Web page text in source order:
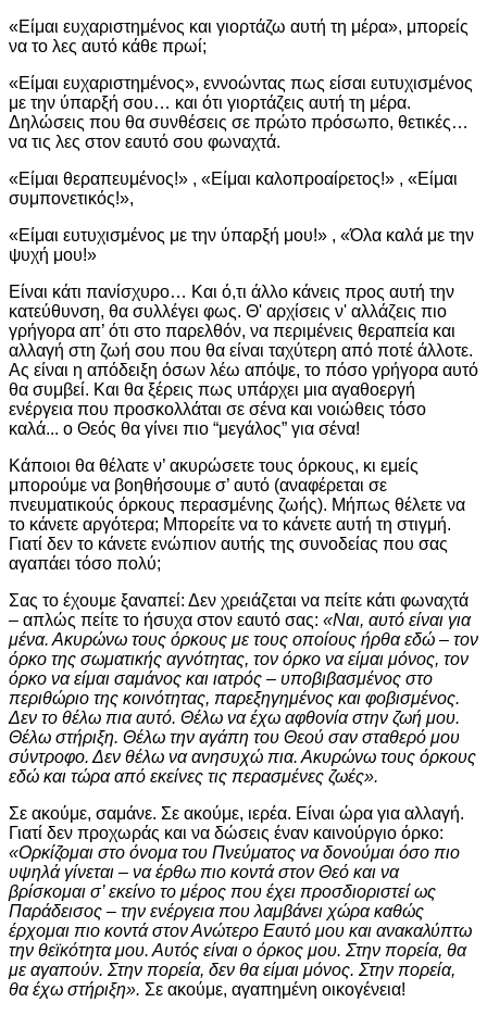
«Είμαι ευχαριστημένος και γιορτάζω αυτή τη μέρα», μπορείς
να το λες αυτό κάθε πρωί;
«Είμαι ευχαριστημένος», εννοώντας πως είσαι ευτυχισμένος
με την ύπαρξή σου… και ότι γιορτάζεις αυτή τη μέρα.
Δηλώσεις που θα συνθέσεις σε πρώτο πρόσωπο, θετικές…
να τις λες στον εαυτό σου φωναχτά.
«Είμαι θεραπευμένος!» , «Είμαι καλοπροαίρετος!» , «Είμαι
συμπονετικός!»,
«Είμαι ευτυχισμένος με την ύπαρξή μου!» , «Όλα καλά με την
ψυχή μου!»
Είναι κάτι πανίσχυρο… Και ό,τι άλλο κάνεις προς αυτή την
κατεύθυνση, θα συλλέγει φως. Θ' αρχίσεις ν' αλλάζεις πιο
γρήγορα απ’ ότι στο παρελθόν, να περιμένεις θεραπεία και
αλλαγή στη ζωή σου που θα είναι ταχύτερη από ποτέ άλλοτε.
Ας είναι η απόδειξη όσων λέω απόψε, το πόσο γρήγορα αυτό
θα συμβεί. Και θα ξέρεις πως υπάρχει μια αγαθοεργή
ενέργεια που προσκολλάται σε σένα και νοιώθεις τόσο
καλά... ο Θεός θα γίνει πιο “μεγάλος” για σένα!
Κάποιοι θα θέλατε ν’ ακυρώσετε τους όρκους, κι εμείς
μπορούμε να βοηθήσουμε σ’ αυτό (αναφέρεται σε
πνευματικούς όρκους περασμένης ζωής). Μήπως θέλετε να
το κάνετε αργότερα; Μπορείτε να το κάνετε αυτή τη στιγμή.
Γιατί δεν το κάνετε ενώπιον αυτής της συνοδείας που σας
αγαπάει τόσο πολύ;
Σας το έχουμε ξαναπεί: Δεν χρειάζεται να πείτε κάτι φωναχτά
– απλώς πείτε το ήσυχα στον εαυτό σας: «Ναι, αυτό είναι για
μένα. Ακυρώνω τους όρκους με τους οποίους ήρθα εδώ – τον
όρκο της σωματικής αγνότητας, τον όρκο να είμαι μόνος, τον
όρκο να είμαι σαμάνος και ιατρός – υποβιβασμένος στο
περιθώριο της κοινότητας, παρεξηγημένος και φοβισμένος.
Δεν το θέλω πια αυτό. Θέλω να έχω αφθονία στην ζωή μου.
Θέλω στήριξη. Θέλω την αγάπη του Θεού σαν σταθερό μου
σύντροφο. Δεν θέλω να ανησυχώ πια. Ακυρώνω τους όρκους
εδώ και τώρα από εκείνες τις περασμένες ζωές».
Σε ακούμε, σαμάνε. Σε ακούμε, ιερέα. Είναι ώρα για αλλαγή.
Γιατί δεν προχωράς και να δώσεις έναν καινούργιο όρκο:
«Ορκίζομαι στο όνομα του Πνεύματος να δονούμαι όσο πιο
υψηλά γίνεται – να έρθω πιο κοντά στον Θεό και να
βρίσκομαι σ’ εκείνο το μέρος που έχει προσδιοριστεί ως
Παράδεισος – την ενέργεια που λαμβάνει χώρα καθώς
έρχομαι πιο κοντά στον Ανώτερο Εαυτό μου και ανακαλύπτω
την θεϊκότητα μου. Αυτός είναι ο όρκος μου. Στην πορεία, θα
με αγαπούν. Στην πορεία, δεν θα είμαι μόνος. Στην πορεία,
θα έχω στήριξη». Σε ακούμε, αγαπημένη οικογένεια!